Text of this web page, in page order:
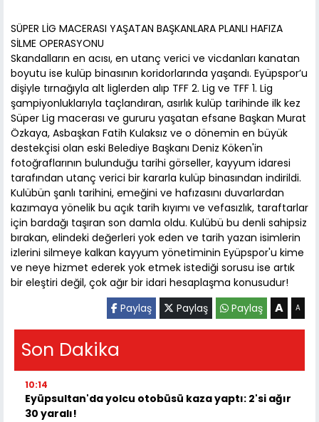
SÜPER LİG MACERASI YAŞATAN BAŞKANLARA PLANLI HAFIZA
SİLME OPERASYONU
Skandalların en acısı, en utanç verici ve vicdanları kanatan
boyutu ise kulüp binasının koridorlarında yaşandı. Eyüpspor’u
dişiyle tırnağıyla alt liglerden alıp TFF 2. Lig ve TFF 1. Lig
şampiyonluklarıyla taçlandıran, asırlık kulüp tarihinde ilk kez
Süper Lig macerası ve gururu yaşatan efsane Başkan Murat
Özkaya, Asbaşkan Fatih Kulaksız ve o dönemin en büyük
destekçisi olan eski Belediye Başkanı Deniz Köken'in
fotoğraflarının bulunduğu tarihi görseller, kayyum idaresi
tarafından utanç verici bir kararla kulüp binasından indirildi.
Kulübün şanlı tarihini, emeğini ve hafızasını duvarlardan
kazımaya yönelik bu açık tarih kıyımı ve vefasızlık, taraftarlar
için bardağı taşıran son damla oldu. Kulübü bu denli sahipsiz
bırakan, elindeki değerleri yok eden ve tarih yazan isimlerin
izlerini silmeye kalkan kayyum yönetiminin Eyüpspor'u kime
ve neye hizmet ederek yok etmek istediği sorusu ise artık
bir eleştiri değil, çok ağır bir idari hesaplaşma konusudur!
Paylaş
Paylaş Paylaş A A
Son Dakika
10:14
Eyüpsultan'da yolcu otobüsü kaza yaptı: 2'si ağır
30 yaralı!